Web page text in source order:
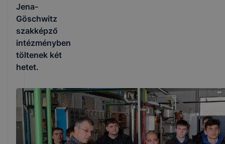
Jena-
Göschwitz
szakképző
intézményben
töltenek két
hetet.